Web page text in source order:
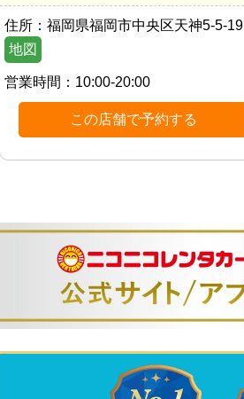
住所： 福岡県福岡市中央区天神5-5-19
地図
営業時間： 10:00-20:00
この店舗で予約する